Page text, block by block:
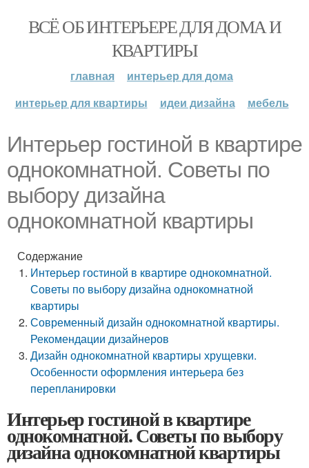
ВСЁ ОБ ИНТЕРЬЕРЕ ДЛЯ ДОМА И
КВАРТИРЫ
главная
интерьер для дома
интерьер для квартиры
идеи дизайна мебель
Интерьер гостиной в квартире
однокомнатной. Советы по
выбору дизайна
однокомнатной квартиры
Содержание
Интерьер гостиной в квартире однокомнатной.
Советы по выбору дизайна однокомнатной
квартиры
Современный дизайн однокомнатной квартиры.
Рекомендации дизайнеров
Дизайн однокомнатной квартиры хрущевки.
Особенности оформления интерьера без
перепланировки
Интерьер гостиной в квартире
однокомнатной. Советы по выбору
дизайна однокомнатной квартиры